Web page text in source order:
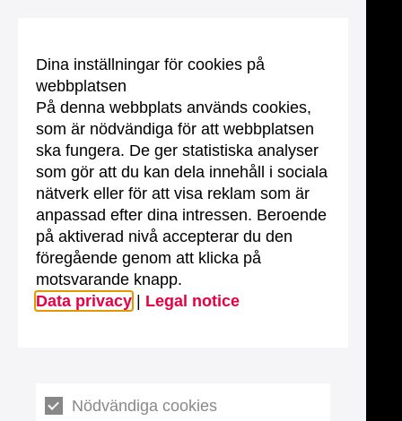
Dina inställningar för cookies på
webbplatsen
På denna webbplats används cookies,
som är nödvändiga för att webbplatsen
ska fungera. De ger statistiska analyser
som gör att du kan dela innehåll i sociala
nätverk eller för att visa reklam som är
anpassad efter dina intressen. Beroende
på aktiverad nivå accepterar du den
föregående genom att klicka på
motsvarande knapp.
Data privacy
Legal notice
Nödvändiga cookies